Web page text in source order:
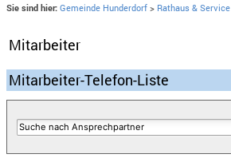
Sie sind hier: Gemeinde Hunderdorf > Rathaus & Service
Mitarbeiter
Mitarbeiter-Telefon-Liste